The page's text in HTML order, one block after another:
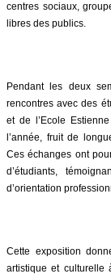
centres sociaux,
libres des publics.
Pendant les deux
rencontres avec des
et de l’Ecole
l’année, fruit de
Ces échanges ont
d’étudiants,
d’orientation
Cette exposition
artistique et culturelle